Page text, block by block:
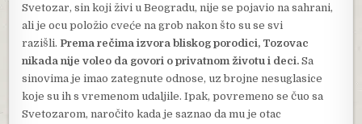
Svetozar, sin koji živi u Beogradu, nije se pojavio na sahrani,
ali je ocu položio cveće na grob nakon što su se svi
razišli. Prema rečima izvora bliskog porodici, Tozovac
nikada nije voleo da govori o privatnom životu i deci. Sa
sinovima je imao zategnute odnose, uz brojne nesuglasice
koje su ih s vremenom udaljile. Ipak, povremeno se čuo sa
Svetozarom, naročito kada je saznao da mu je otac